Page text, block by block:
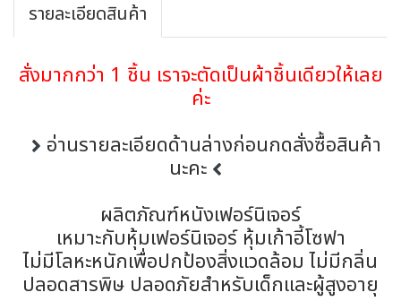
รายละเอียดสินค้า
สั่งมากกว่า 1 ชิ้น เราจะตัดเป็นผ้าชิ้นเดียวให้เลย
ค่ะ
อ่านรายละเอียดด้านล่างก่อนกดสั่งซื้อสินค้า
นะคะ
ผลิตภัณฑ์หนังเฟอร์นิเจอร์
เหมาะกับหุ้มเฟอร์นิเจอร์ หุ้มเก้าอี้โซฟา
ไม่มีโลหะหนักเพื่อปกป้องสิ่งแวดล้อม ไม่มีกลิ่น
ปลอดสารพิษ ปลอดภัยสำหรับเด็กและผู้สูงอายุ